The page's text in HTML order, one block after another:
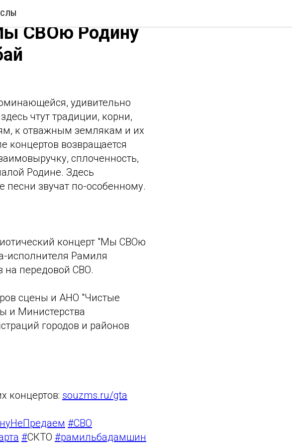
СВОю Родину
удивительно
чтут традиции, корни,
к отважным землякам и их
концертов возвращается
сплоченность,
Родине. Здесь
звучат по-особенному.
концерт "Мы СВОю
исполнителя Рамиля
передовой СВО.
сцены и АНО "Чистые
и Министерства
городов и районов
концертов: souzms.ru/gta
#СВО
#СКТО #рамильбадамшин